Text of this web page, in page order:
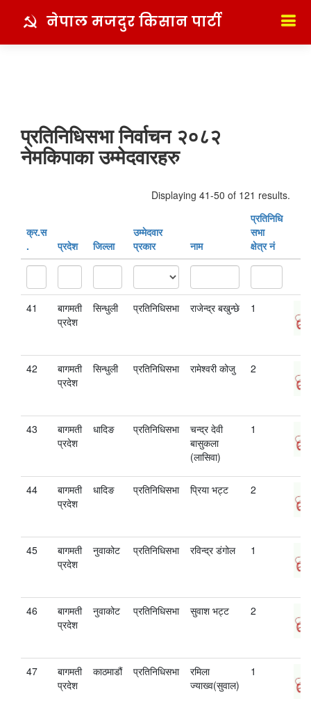
नेपाल मजदुर किसान पार्टी
प्रतिनिधिसभा निर्वाचन २०८२
नेमकिपाका उम्मेदवारहरु
Displaying 41-50 of 121 results.
क्र‍.स‌
.
प्रदेश जिल्ला
उम्मेदवार
प्रकार
नाम
प्रतिनिधि
सभा
क्षेत्र नं
41
बागमती
प्रदेश
सिन्धुली प्रतिनिधिसभा राजेन्द्र बखुन्छे 1
42
बागमती
प्रदेश
सिन्धुली प्रतिनिधिसभा रामेश्‍वरी कोजु 2
43
बागमती
प्रदेश
धादिङ प्रतिनिधिसभा
चन्द्र देवी
बासुकला
(लासिवा)
1
44
बागमती
प्रदेश
धादिङ प्रतिनिधिसभा प्रिया भट्ट 2
45
बागमती
प्रदेश
नुवाकोट प्रतिनिधिसभा रविन्द्र डंगोल 1
46
बागमती
प्रदेश
नुवाकोट प्रतिनिधिसभा सुवाश भट्ट 2
47
बागमती
प्रदेश
काठमाडौं प्रतिनिधिसभा
रमिला
ज्याख्व(सुवाल)
1